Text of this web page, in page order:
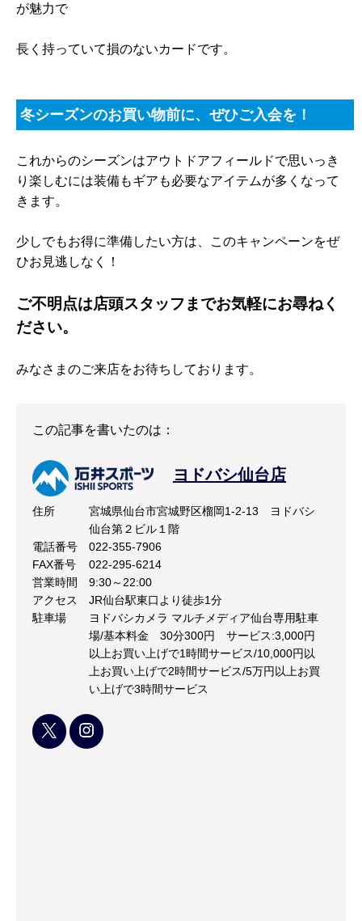
が魅力で
長く持っていて損のないカードです。
冬シーズンのお買い物前に、ぜひご入会を！
これからのシーズンはアウトドアフィールドで思いっき
り楽しむには装備もギアも必要なアイテムが多くなって
きます。
少しでもお得に準備したい方は、このキャンペーンをぜ
ひお見逃しなく！
ご不明点は店頭スタッフまでお気軽にお尋ねく
ださい。
みなさまのご来店をお待ちしております。
この記事を書いたのは：
ヨドバシ仙台店
住所
宮城県仙台市宮城野区榴岡1-2-13 ヨドバシ
仙台第２ビル１階
電話番号
022-355-7906
FAX番号
022-295-6214
営業時間
9:30～22:00
アクセス
JR仙台駅東口より徒歩1分
駐車場
ヨドバシカメラ マルチメディア仙台専用駐車
場/基本料金 30分300円 サービス:3,000円
以上お買い上げで1時間サービス/10,000円以
上お買い上げで2時間サービス/5万円以上お買
い上げで3時間サービス